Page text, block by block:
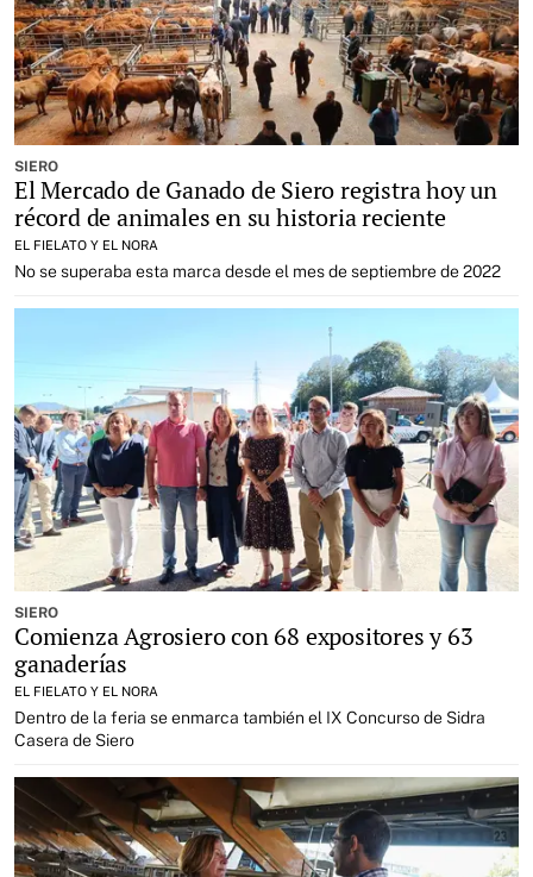
SIERO
El Mercado de Ganado de Siero registra hoy un
récord de animales en su historia reciente
EL FIELATO Y EL NORA
No se superaba esta marca desde el mes de septiembre de 2022
SIERO
Comienza Agrosiero con 68 expositores y 63
ganaderías
EL FIELATO Y EL NORA
Dentro de la feria se enmarca también el IX Concurso de Sidra
Casera de Siero